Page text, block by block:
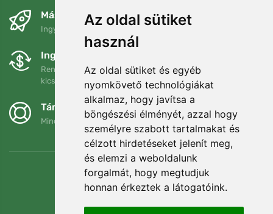
Az oldal sütiket
használ
Az oldal sütiket és egyéb
nyomkövető technológiákat
alkalmaz, hogy javítsa a
böngészési élményét, azzal hogy
személyre szabott tartalmakat és
célzott hirdetéseket jelenít meg,
és elemzi a weboldalunk
forgalmát, hogy megtudjuk
honnan érkeztek a látogatóink.
Másnapra és ingyenesen
Ingyenes szállítás a következő összeg felett: 80 EUR
Ingyenes csere és visszaküldés
Rendelését 90 napon belül bármikor visszaküldheti vagy
kicserélheti.
Támogatjuk a Trees.org-ot
Minden megrendelésért ültetünk egy fát! BővebbenRólunk